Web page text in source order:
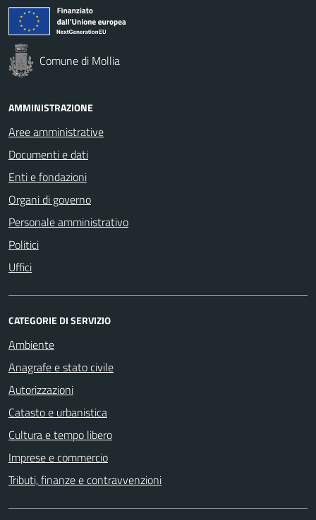
Comune di Mollia
AMMINISTRAZIONE
Aree amministrative
Documenti e dati
Enti e fondazioni
Organi di governo
Personale amministrativo
Politici
Uffici
CATEGORIE DI SERVIZIO
Ambiente
Anagrafe e stato civile
Autorizzazioni
Catasto e urbanistica
Cultura e tempo libero
Imprese e commercio
Tributi, finanze e contravvenzioni